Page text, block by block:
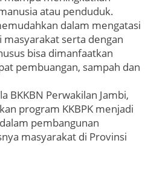
atau penduduk.
dalam mengatasi
masyarakat serta dengan
bisa dimanfaatkan
pembuangan, sampah dan
BKKBN Perwakilan Jambi,
program KKBPK menjadi
pembangunan
masyarakat di Provinsi